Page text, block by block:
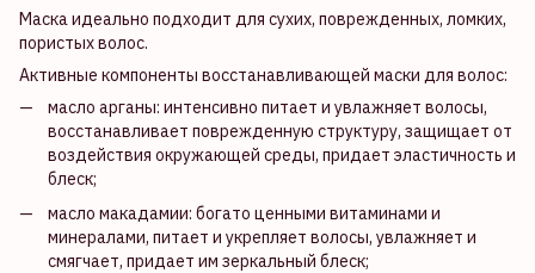
Маска идеально подходит для сухих, поврежденных, ломких,
пористых волос.
Активные компоненты восстанавливающей маски для волос:
масло арганы: интенсивно питает и увлажняет волосы,
восстанавливает поврежденную структуру, защищает от
воздействия окружающей среды, придает эластичность и
блеск;
масло макадамии: богато ценными витаминами и
минералами, питает и укрепляет волосы, увлажняет и
смягчает, придает им зеркальный блеск;